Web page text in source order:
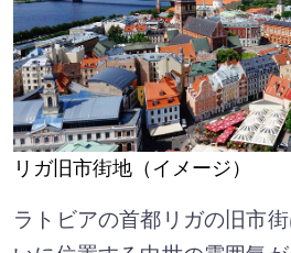
リガ旧市街地（イメージ）
ラトビアの首都リガの旧市